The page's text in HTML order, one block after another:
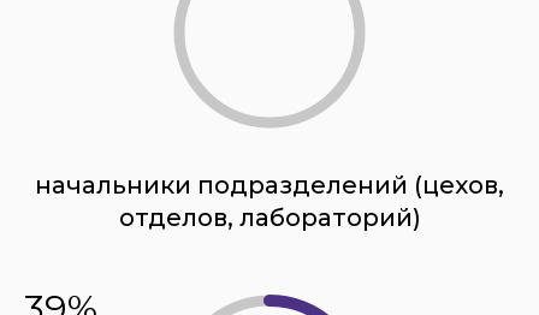
начальники подразделений (цехов,
отделов, лабораторий)